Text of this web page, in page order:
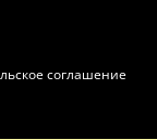
соглашение